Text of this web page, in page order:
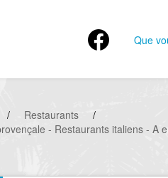
Que
/ Restaurants
/
- Restaurants italiens -